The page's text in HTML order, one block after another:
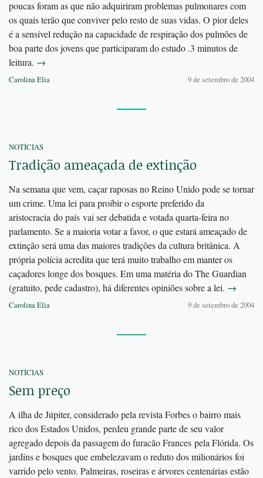
poucas foram as que não adquiriram problemas pulmonares com
os quais terão que conviver pelo resto de suas vidas. O pior deles
é a sensível redução na capacidade de respiração dos pulmões de
boa parte dos jovens que participaram do estudo .3 minutos de
leitura. →
Carolina Elia 9 de setembro de 2004
NOTÍCIAS
Tradição ameaçada de extinção
Na semana que vem, caçar raposas no Reino Unido pode se tornar
um crime. Uma lei para proibir o esporte preferido da
aristocracia do país vai ser debatida e votada quarta-feira no
parlamento. Se a maioria votar a favor, o que estará ameaçado de
extinção será uma das maiores tradições da cultura britânica. A
própria polícia acredita que terá muito trabalho em manter os
caçadores longe dos bosques. Em uma matéria do The Guardian
(gratuito, pede cadastro), há diferentes opiniões sobre a lei. →
Carolina Elia 9 de setembro de 2004
NOTÍCIAS
Sem preço
A ilha de Júpiter, considerado pela revista Forbes o bairro mais
rico dos Estados Unidos, perdeu grande parte de seu valor
agregado depois da passagem do furacão Frances pela Flórida. Os
jardins e bosques que embelezavam o reduto dos milionários foi
varrido pelo vento. Palmeiras, roseiras e árvores centenárias estão